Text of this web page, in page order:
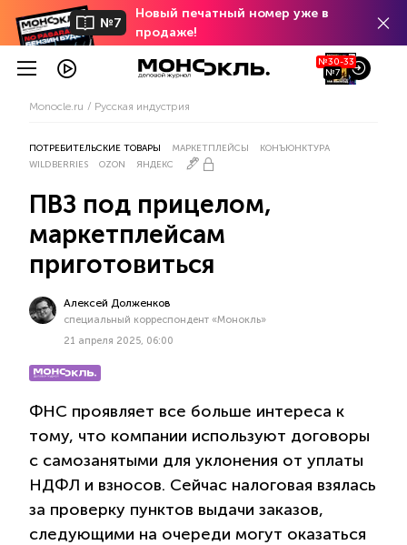
№7
Новый печатный номер уже в
продаже!
№30-33
№7
Monocle.ru Русская индустрия
ПОТРЕБИТЕЛЬСКИЕ ТОВАРЫ МАРКЕТПЛЕЙСЫ
КОНЪЮНКТУРА
WILDBERRIES
OZON ЯНДЕКС
ПВЗ под прицелом,
маркетплейсам
приготовиться
Алексей Долженков
специальный корреспондент «Монокль»
21 апреля 2025, 06:00
ФНС проявляет все больше интереса к
тому, что компании используют договоры
с самозанятыми для уклонения от уплаты
НДФЛ и взносов. Сейчас налоговая взялась
за проверку пунктов выдачи заказов,
следующими на очереди могут оказаться